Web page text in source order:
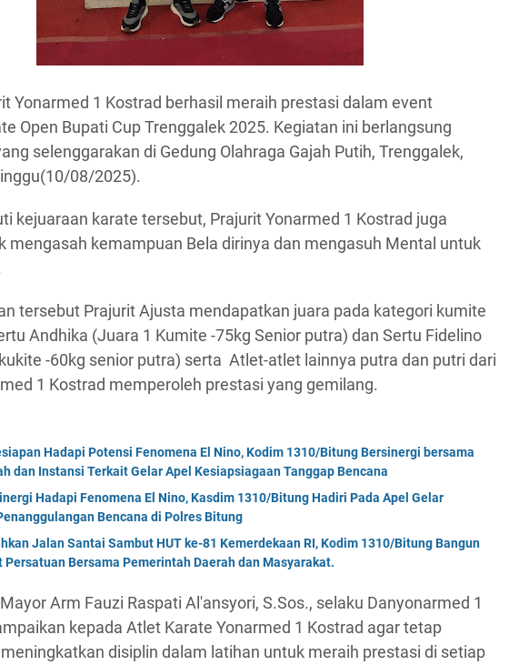
Yonarmed 1 Kostrad berhasil meraih prestasi dalam event
Open Bupati Cup Trenggalek 2025. Kegiatan ini berlangsung
selenggarakan di Gedung Olahraga Gajah Putih, Trenggalek,
08/2025).
kejuaraan karate tersebut, Prajurit Yonarmed 1 Kostrad juga
mengasah kemampuan Bela dirinya dan mengasuh Mental untuk
tersebut Prajurit Ajusta mendapatkan juara pada kategori kumite
Andhika (Juara 1 Kumite -75kg Senior putra) dan Sertu Fidelino
-60kg senior putra) serta Atlet-atlet lainnya putra dan putri dari
1 Kostrad memperoleh prestasi yang gemilang.
Hadapi Potensi Fenomena El Nino, Kodim 1310/Bitung Bersinergi bersama
dan Instansi Terkait Gelar Apel Kesiapsiagaan Tanggap Bencana
Hadapi Fenomena El Nino, Kasdim 1310/Bitung Hadiri Pada Apel Gelar
Bencana di Polres Bitung
Jalan Santai Sambut HUT ke-81 Kemerdekaan RI, Kodim 1310/Bitung Bangun
Persatuan Bersama Pemerintah Daerah dan Masyarakat.
Arm Fauzi Raspati Al'ansyori, S.Sos., selaku Danyonarmed 1
kepada Atlet Karate Yonarmed 1 Kostrad agar tetap
disiplin dalam latihan untuk meraih prestasi di setiap